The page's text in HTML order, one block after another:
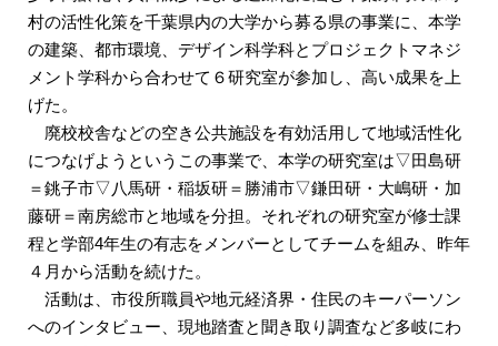
村の活性化策を千葉県内の大学から募る県の事業に、本学
の建築、都市環境、デザイン科学科とプロジェクトマネジ
メント学科から合わせて６研究室が参加し、高い成果を上
げた。
廃校校舎などの空き公共施設を有効活用して地域活性化
につなげようというこの事業で、本学の研究室は▽田島研
＝銚子市▽八馬研・稲坂研＝勝浦市▽鎌田研・大嶋研・加
藤研＝南房総市と地域を分担。それぞれの研究室が修士課
程と学部4年生の有志をメンバーとしてチームを組み、昨年
４月から活動を続けた。
活動は、市役所職員や地元経済界・住民のキーパーソン
へのインタビュー、現地踏査と聞き取り調査など多岐にわ